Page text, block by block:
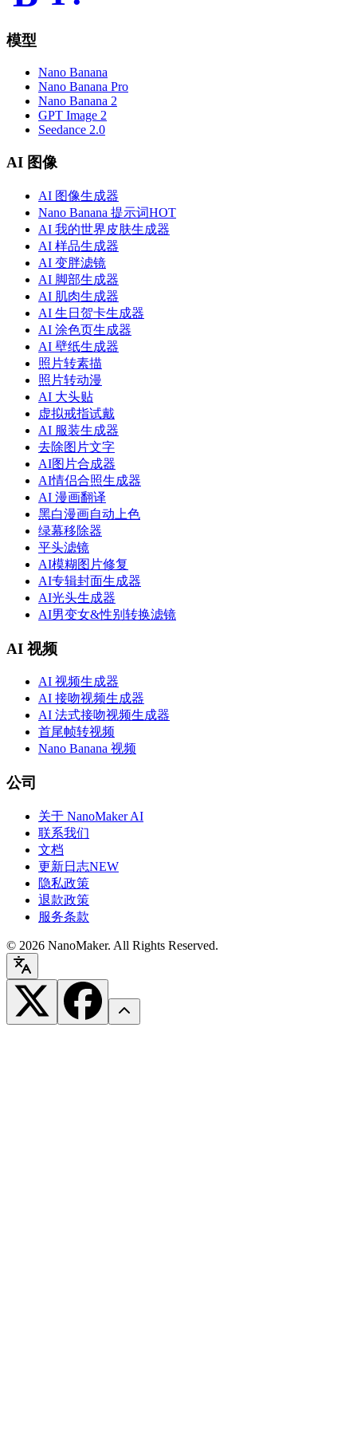
模型
Nano Banana
Nano Banana Pro
Nano Banana 2
GPT Image 2
Seedance 2.0
AI 图像
AI 图像生成器
Nano Banana 提示词HOT
AI 我的世界皮肤生成器
AI 样品生成器
AI 变胖滤镜
AI 脚部生成器
AI 肌肉生成器
AI 生日贺卡生成器
AI 涂色页生成器
AI 壁纸生成器
照片转素描
照片转动漫
AI 大头贴
虚拟戒指试戴
AI 服装生成器
去除图片文字
AI图片合成器
AI情侣合照生成器
AI 漫画翻译
黑白漫画自动上色
绿幕移除器
平头滤镜
AI模糊图片修复
AI专辑封面生成器
AI光头生成器
AI男变女&性别转换滤镜
AI 视频
AI 视频生成器
AI 接吻视频生成器
AI 法式接吻视频生成器
首尾帧转视频
Nano Banana 视频
公司
关于 NanoMaker AI
联系我们
文档
更新日志NEW
隐私政策
退款政策
服务条款
© 2026 NanoMaker. All Rights Reserved.